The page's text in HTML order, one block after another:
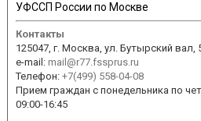
УФССП России по Москве
Контакты
125047, г. Москва, ул. Бутырский вал,
e-mail:mail@r77.fssprus.ru
Телефон:+7(499) 558-04-08
Прием граждан с понедельника по
09:00-16:45